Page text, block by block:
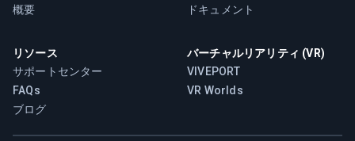
概要
ドキュメント
リソース
サポートセンター
FAQs
ブログ
バーチャルリアリティ (VR)
VIVEPORT
VR Worlds